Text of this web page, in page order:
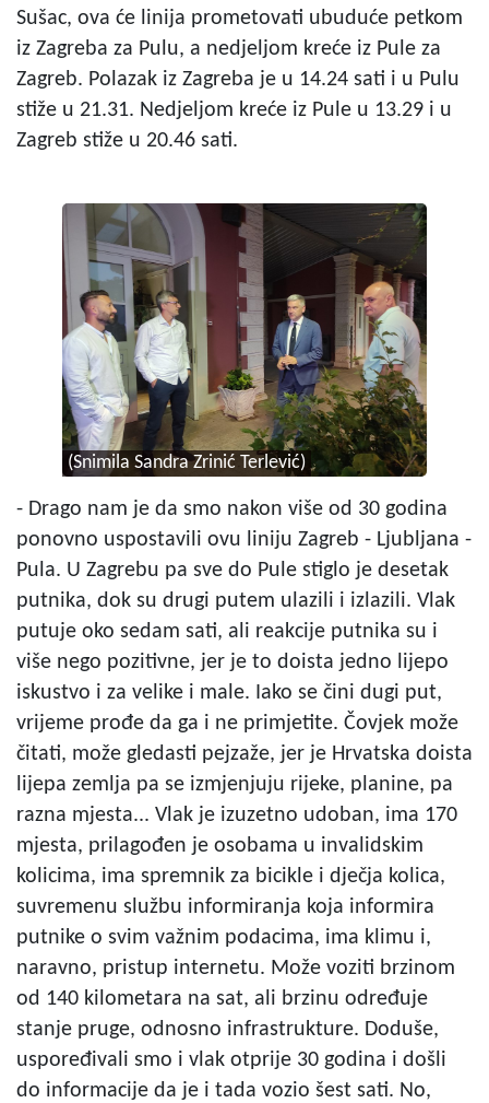
Sušac, ova će linija prometovati ubuduće petkom
iz Zagreba za Pulu, a nedjeljom kreće iz Pule za
Zagreb. Polazak iz Zagreba je u 14.24 sati i u Pulu
stiže u 21.31. Nedjeljom kreće iz Pule u 13.29 i u
Zagreb stiže u 20.46 sati.
(Snimila Sandra Zrinić Terlević)
- Drago nam je da smo nakon više od 30 godina
ponovno uspostavili ovu liniju Zagreb - Ljubljana -
Pula. U Zagrebu pa sve do Pule stiglo je desetak
putnika, dok su drugi putem ulazili i izlazili. Vlak
putuje oko sedam sati, ali reakcije putnika su i
više nego pozitivne, jer je to doista jedno lijepo
iskustvo i za velike i male. Iako se čini dugi put,
vrijeme prođe da ga i ne primjetite. Čovjek može
čitati, može gledasti pejzaže, jer je Hrvatska doista
lijepa zemlja pa se izmjenjuju rijeke, planine, pa
razna mjesta... Vlak je izuzetno udoban, ima 170
mjesta, prilagođen je osobama u invalidskim
kolicima, ima spremnik za bicikle i dječja kolica,
suvremenu službu informiranja koja informira
putnike o svim važnim podacima, ima klimu i,
naravno, pristup internetu. Može voziti brzinom
od 140 kilometara na sat, ali brzinu određuje
stanje pruge, odnosno infrastrukture. Doduše,
uspoređivali smo i vlak otprije 30 godina i došli
do informacije da je i tada vozio šest sati. No,